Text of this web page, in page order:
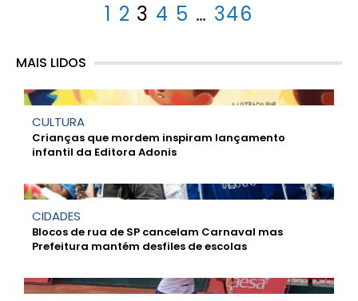
1 2 3 4 5 … 346
MAIS LIDOS
CULTURA
Crianças que mordem inspiram lançamento
infantil da Editora Adonis
CIDADES
Blocos de rua de SP cancelam Carnaval mas
Prefeitura mantém desfiles de escolas